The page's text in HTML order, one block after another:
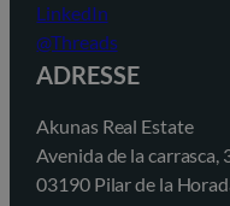
LinkedIn
@Threads
ADRESSE
Akunas Real Estate
Avenida de la carrasca,
03190 Pilar de la